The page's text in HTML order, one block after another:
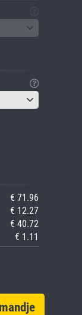
€ 71.96
€ 12.27
€ 40.72
€ 1.11